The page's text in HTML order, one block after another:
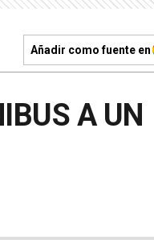
Añadir como fuente en
A UN